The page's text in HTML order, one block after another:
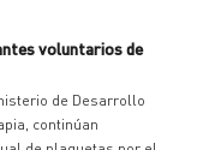
voluntarios de
de Desarrollo
continúan